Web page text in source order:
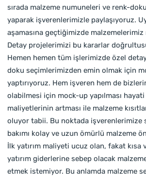
sırada malzeme numuneleri ve renk-
yaparak işverenlerimizle paylaşıyoruz.
aşamasına geçtiğimizde
Detay projelerimizi bu kararlar
Hemen hemen tüm işlerimizde özel
doku seçimlerimizden emin olmak için
yaptırıyoruz. Hem işveren hem de
olabilmesi için mock-up yapılması hayati
maliyetlerinin artması ile malzeme
oluyor tabii. Bu noktada işverenlerimize
bakımı kolay ve uzun ömürlü malzeme
İlk yatırım maliyeti ucuz olan, fakat kısa
yatırım giderlerine sebep olacak
etmek istemiyor. Bu anlamda malzeme